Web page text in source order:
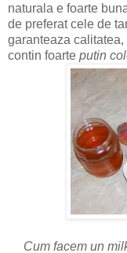
naturala e foarte
de preferat cele de
garanteaza
contin foarte putin
Cum facem un